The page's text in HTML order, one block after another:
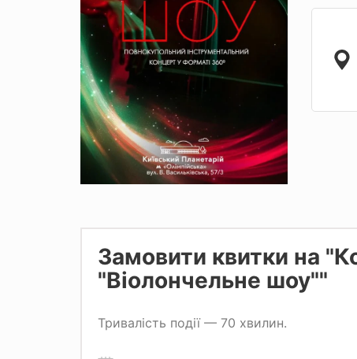
Замовити квитки на
"Віолончельне шоу""
Тривалість події — 70 хвилин.